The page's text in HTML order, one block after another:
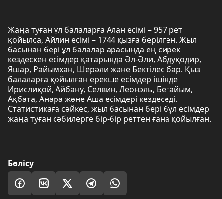
Жаңа туған ұл балаларға Алан есімі – 957 рет
қойылса, Айлин есімі – 1744 қызға берілген. Жыл
басынан бері ұл балалар арасында ең сирек
кездескен есімдер қатарында Әл-Әли, Абдуқодир,
Яшар, Райымхан, Шерәли және Бектілес бар. Қыз
балаларға қойылған ерекше есімдер ішінде
Ирислиқой, Айбану, Селвин, Леонэль, Бегайым,
Ақбата, Анара және Аша есімдері кездеседі.
Статистикаға сәйкес, жыл басынан бері бұл есімдер
жаңа туған сәбилерге бір-бір реттен ғана қойылған.
Бөлісу